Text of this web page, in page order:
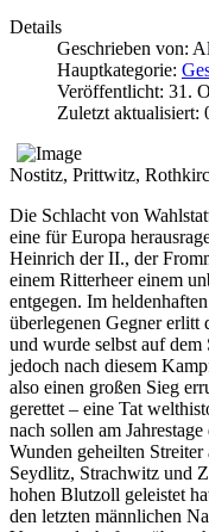
Details
Geschrieben von:
Hauptkategorie:
Veröffentlicht: 31.
Zuletzt aktualisiert:
Nostitz, Prittwitz,
Die Schlacht von
eine für Europa
Heinrich der II., der
einem Ritterheer einem
entgegen. Im
überlegenen Gegner erlitt
und wurde selbst auf
jedoch nach diesem
also einen großen Sieg
gerettet – eine Tat
nach sollen am
Wunden geheilten
Seydlitz, Strachwitz und
hohen Blutzoll geleistet
den letzten männlichen